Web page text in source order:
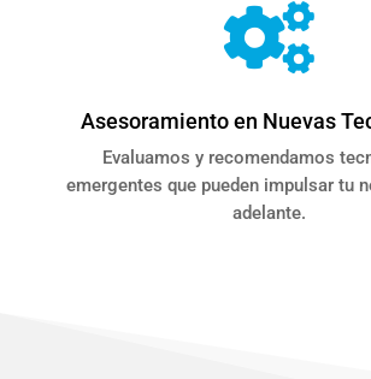

Asesoramiento en Nuevas
Evaluamos y recomendamos
emergentes que pueden impulsar tu
adelante.